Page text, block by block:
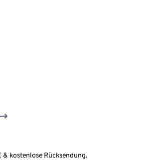
kostenlose Rücksendung.